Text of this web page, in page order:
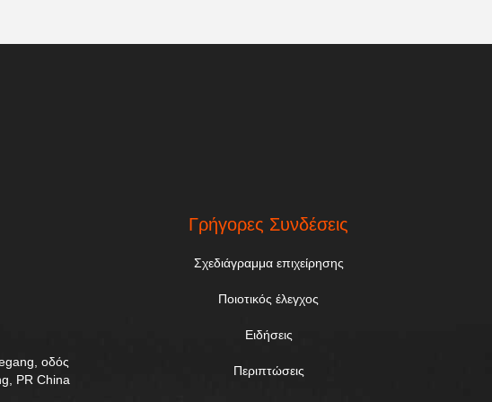
οδός
PR China
Γρήγορες Συνδέσεις
Σχεδιάγραμμα επιχείρησης
Ποιοτικός έλεγχος
Ειδήσεις
Περιπτώσεις